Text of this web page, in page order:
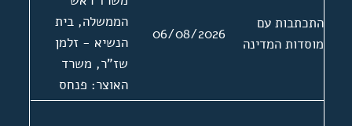
העולמי. אישים:
משה ארם, חיים
לבנון, אברהם
בקר, יהושע לוי
ישראל
התכתבות עם
מוסדות המדינה
06/08/2026
הממשלה, בית
הנשיא - זלמן
שז"ר, משרד
האוצר: פנחס
ספיר, משרד